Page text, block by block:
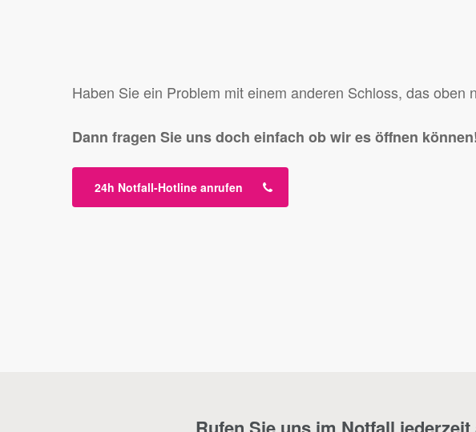
Haben Sie ein Problem mit einem anderen Schloss, das oben
Dann fragen Sie uns doch einfach ob wir es öffnen
24h Notfall-Hotline anrufen